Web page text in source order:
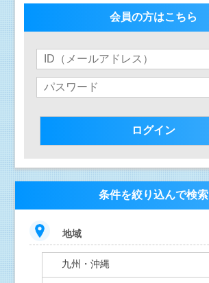
会員の方はこちら
条件を絞り込んで検索
地域
九州・沖縄